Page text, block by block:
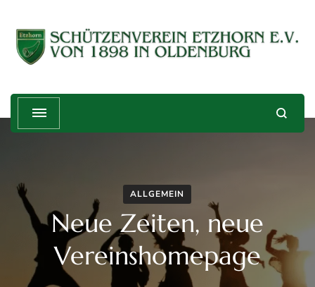
Schützenverein Etzhorn e.V. von
1898
Treffender geht's nicht!
ALLGEMEIN
Neue Zeiten, neue
Vereinshomepage